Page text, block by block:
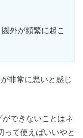
外が頻繁に起こ
非常に悪いと感じ
できないことはネ
って使えばいいやと